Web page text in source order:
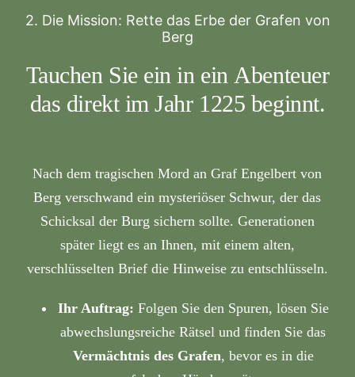
2. Die Mission: Rette das Erbe der Grafen von
Berg
Tauchen Sie ein in ein Abenteuer
das direkt im Jahr 1225 beginnt.
Nach dem tragischen Mord an Graf Engelbert von
Berg verschwand ein mysteriöser Schwur, der das
Schicksal der Burg sichern sollte. Generationen
später liegt es an Ihnen, mit einem alten,
verschlüsselten Brief die Hinweise zu entschlüsseln.
Ihr Auftrag: Folgen Sie den Spuren, lösen Sie
abwechslungsreiche Rätsel und finden Sie das
Vermächtnis des Grafen, bevor es in die